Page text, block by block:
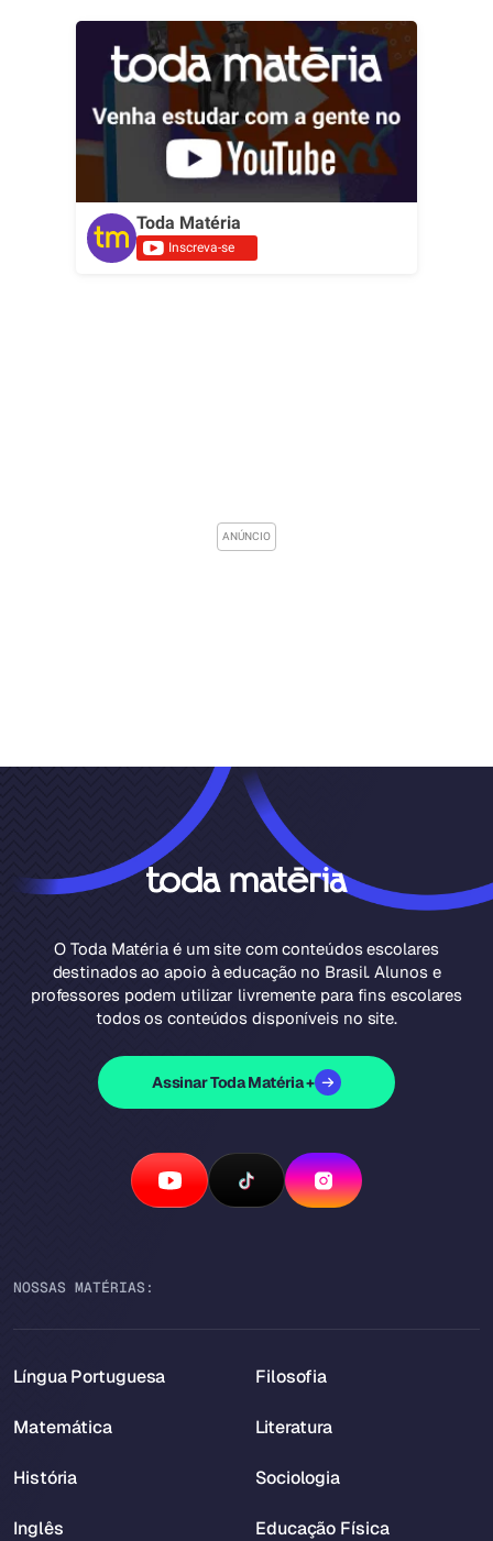
Toda Matéria
Inscreva-se
O Toda Matéria é um site com conteúdos escolares
destinados ao apoio à educação no Brasil. Alunos e
professores podem utilizar livremente para fins escolares
todos os conteúdos disponíveis no site.
Assinar Toda Matéria +
NOSSAS MATÉRIAS:
Língua Portuguesa
Matemática
História
Inglês
Filosofia
Literatura
Sociologia
Educação Física